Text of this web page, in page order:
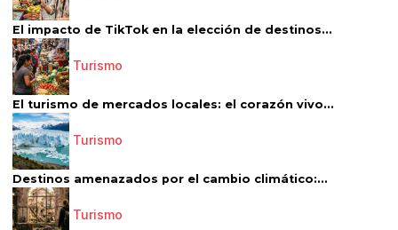
El impacto de TikTok en la elección de destinos...
Turismo
El turismo de mercados locales: el corazón vivo...
Turismo
Destinos amenazados por el cambio climático:...
Turismo